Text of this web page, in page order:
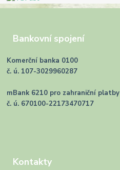
Bankovní spojení
Komerční banka 0100
č. ú. 107-3029960287
mBank 6210 pro zahraniční platby
č. ú. 670100-22173470717
Kontakty